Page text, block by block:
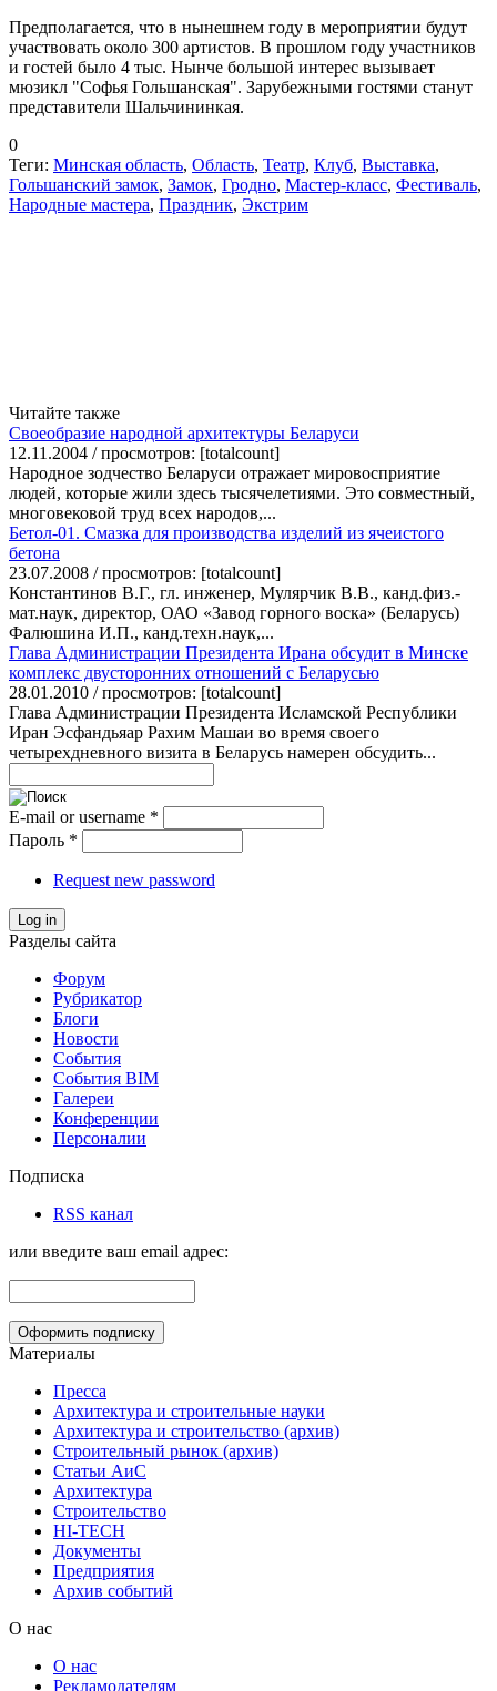
Предполагается, что в нынешнем году в мероприятии будут
участвовать около 300 артистов. В прошлом году участников
и гостей было 4 тыс. Нынче большой интерес вызывает
мюзикл "Софья Гольшанская". Зарубежными гостями станут
представители Шальчининкая.
0
Теги: Минская область, Область, Театр, Клуб, Выставка,
Гольшанский замок, Замок, Гродно, Мастер-класс, Фестиваль,
Народные мастера, Праздник, Экстрим
Читайте также
Своеобразие народной архитектуры Беларуси
12.11.2004 / просмотров: [totalcount]
Народное зодчество Беларуси отражает мировосприятие
людей, которые жили здесь тысячелетиями. Это совместный,
многовековой труд всех народов,...
Бетол-01. Смазка для производства изделий из ячеистого
бетона
23.07.2008 / просмотров: [totalcount]
Константинов В.Г., гл. инженер, Мулярчик В.В., канд.физ.-
мат.наук, директор, ОАО «Завод горного воска» (Беларусь)
Фалюшина И.П., канд.техн.наук,...
Глава Администрации Президента Ирана обсудит в Минске
комплекс двусторонних отношений с Беларусью
28.01.2010 / просмотров: [totalcount]
Глава Администрации Президента Исламской Республики
Иран Эсфандьяар Рахим Машаи во время своего
четырехдневного визита в Беларусь намерен обсудить...
E-mail or username *
Пароль *
Request new password
Log in
Разделы сайта
Форум
Рубрикатор
Блоги
Новости
События
События BIM
Галереи
Конференции
Персоналии
Подписка
RSS канал
или введите ваш email адрес:
Материалы
Пресса
Архитектура и строительные науки
Архитектура и строительство (архив)
Строительный рынок (архив)
Статьи АиС
Архитектура
Строительство
HI-TECH
Документы
Предприятия
Архив событий
О нас
О нас
Рекламодателям